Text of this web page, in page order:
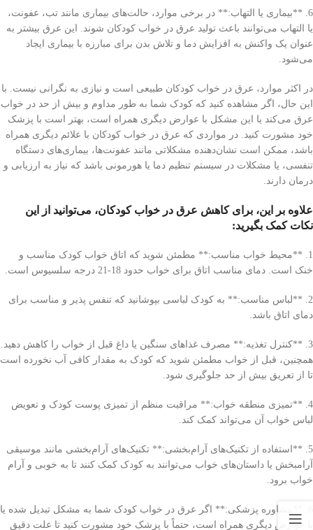
6. **بیماری یا التهاب:** در برخی موارد، حالت‌های بیماری مانند تب، عفونت،
یا التهاب می‌توانند باعث تولید عرق در خواب کودکان شوند. این عرق بیشتر به
عنوان یک واکنش به افزایش دما و تلاش بدن برای مبارزه با بیماری ایجاد
می‌شود.
در اکثر موارد، عرق در خواب کودکان طبیعی است و نیازی به نگرانی نیست. با
این حال، اگر مشاهده کنید که کودک شما به طور مداوم و بیش از حد در خواب
عرق می‌کند یا این مشکل با عوارض دیگری همراه است، بهتر است با پزشک
خود مشورت کنید. در مواردی که عرق در خواب کودکان با علائم دیگری همراه
باشد، ممکن است نشان‌دهنده مشکلاتی مانند عفونت‌ها، بیماری‌های دستگاه
تنفسی، یا مشکلات در سیستم تنظیم دما یا هورمونی باشد که نیاز به ارزیابی و
درمان دارند.
علاوه بر این، برای کاهش عرق در خواب کودکان، می‌توانید از این
نکات کمک بگیرید:
1. **محیط خواب مناسب:** مطمئن شوید که اتاق خواب کودک مناسب و
خنک است. دمای مناسب اتاق برای خواب حدود 18-21 درجه سلسیوس است.
2. **لباس مناسب:** به کودک لباسی بپوشانید که تنفس پذیر و مناسب برای
دمای اتاق باشد.
3. **کنترل تغذیه:** مصرف غذاهای سنگین یا داغ قبل از خواب را کاهش دهید.
همچنین، قبل از خواب مطمئن شوید که کودک به مقدار کافی آب نخورده است
تا از تعریق بیش از حد جلوگیری شود.
4. **تمیزی منطقه خواب:** مراقبت منظم از تمیزی پوست کودک و تعویض
لباس خواب آن می‌تواند کمک کند.
5. **استفاده از تکنیک‌های آرام‌بخشی:** تکنیک‌های آرام‌بخشی مانند موسیقی
آرامبخش یا داستان‌های خواب می‌توانند به کودک کمک کنند تا به خوبی و آرام
خواب برود.
6. **مشاوره پزشکی:** اگر عرق در خواب کودک شما به مشکل تبدیل شده یا
با عوارض دیگری همراه است، حتماً با پزشک خود مشورت کنید تا علت دقیق